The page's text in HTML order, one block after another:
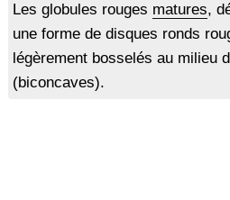
Les globules rouges matures,
une forme de disques ronds
légèrement bosselés au milieu
(biconcaves).